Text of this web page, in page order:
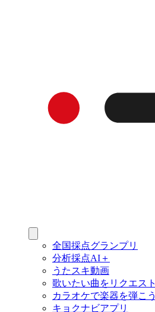
全国採点グランプリ
分析採点AI＋
うたスキ動画
歌いたい曲をリクエスト
カラオケで楽器を弾こう
キョクナビアプリ